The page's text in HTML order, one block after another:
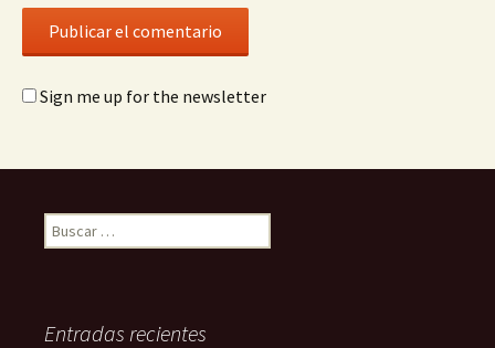
Sign me up for the newsletter
Buscar:
Entradas recientes